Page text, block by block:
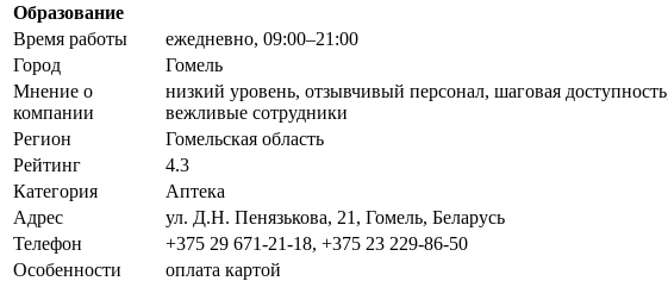
Образование
Время работы
ежедневно, 09:00–21:00
Город
Гомель
Мнение о
компании
низкий уровень, отзывчивый персонал, шаговая
вежливые сотрудники
Регион
Гомельская область
Рейтинг
4.3
Категория
Аптека
Адрес
ул. Д.Н. Пенязькова, 21, Гомель, Беларусь
Телефон
+375 29 671-21-18, +375 23 229-86-50
Особенности
оплата картой